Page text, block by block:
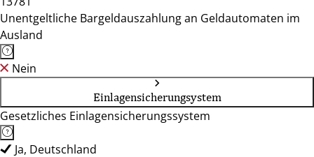
Unentgeltliche Bargeldauszahlung an Geldautomaten im
Ausland
Nein
Einlagensicherungsystem
Gesetzliches Einlagensicherungssystem
Ja, Deutschland